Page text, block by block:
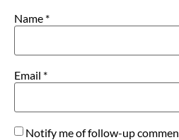
Name *
Email *
Notify me of follow-up